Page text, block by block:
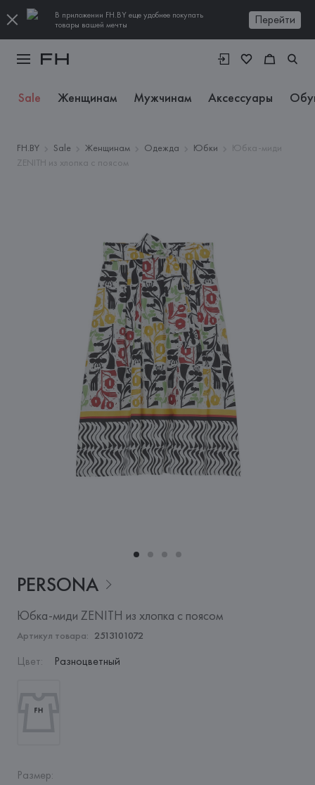
В приложении FH.BY еще удобнее покупать
товары вашей мечты
Перейти
Sale Женщинам Мужчинам Аксессуары
FH.BY Sale Женщинам Одежда Юбки
Юбка-миди
ZENITH из хлопка с поясом
PERSONA
Юбка-миди ZENITH из хлопка с поясом
Артикул товара: 2513101072
Цвет: Разноцветный
Размер: